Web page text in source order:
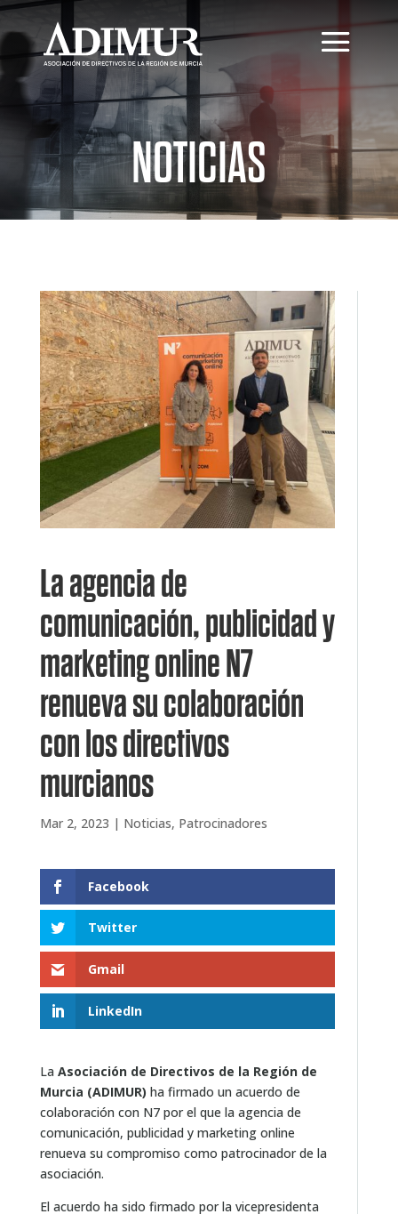
NOTICIAS
La agencia de
comunicación, publicidad y
marketing online N7
renueva su colaboración
con los directivos
murcianos
Mar 2, 2023 | Noticias, Patrocinadores
Facebook
Twitter
Gmail
LinkedIn
La Asociación de Directivos de la Región de
Murcia (ADIMUR) ha firmado un acuerdo de
colaboración con N7 por el que la agencia de
comunicación, publicidad y marketing online
renueva su compromiso como patrocinador de la
asociación.
El acuerdo ha sido firmado por la vicepresidenta